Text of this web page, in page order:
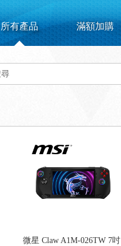
所有產品 滿額加購
微星 Claw A1M-026TW 7吋